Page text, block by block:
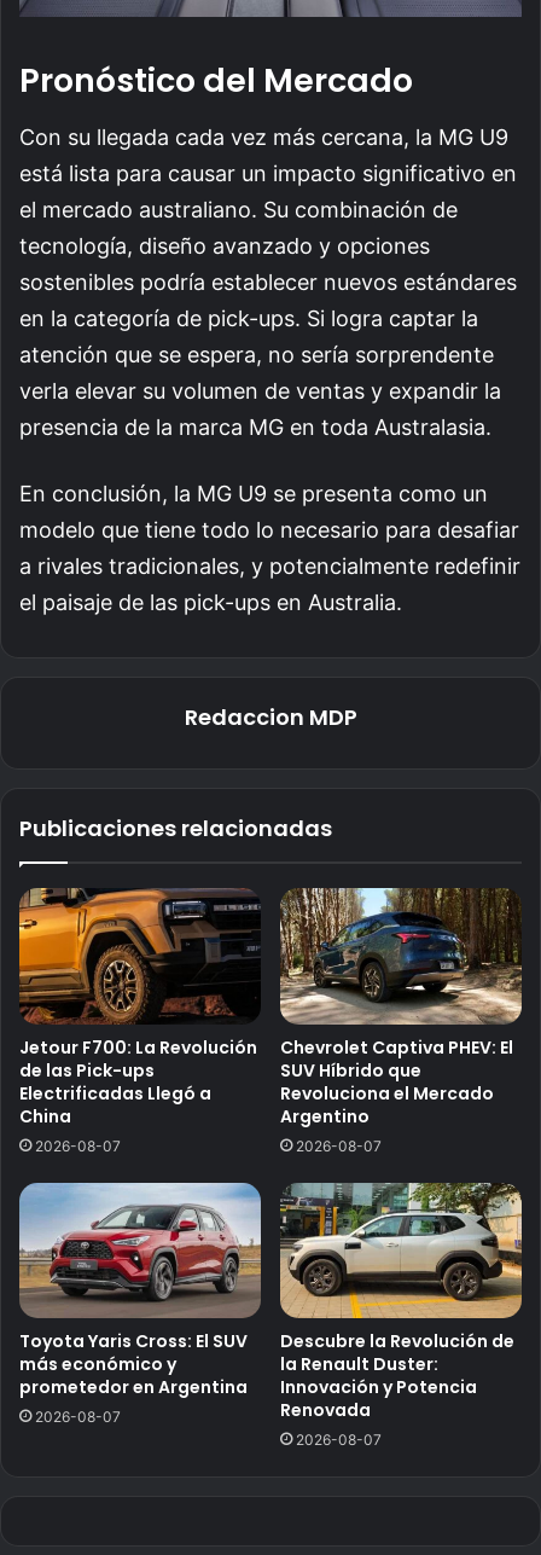
Pronóstico del Mercado
Con su llegada cada vez más cercana, la MG U9
está lista para causar un impacto significativo en
el mercado australiano. Su combinación de
tecnología, diseño avanzado y opciones
sostenibles podría establecer nuevos estándares
en la categoría de pick-ups. Si logra captar la
atención que se espera, no sería sorprendente
verla elevar su volumen de ventas y expandir la
presencia de la marca MG en toda Australasia.
En conclusión, la MG U9 se presenta como un
modelo que tiene todo lo necesario para desafiar
a rivales tradicionales, y potencialmente redefinir
el paisaje de las pick-ups en Australia.
Redaccion MDP
Publicaciones relacionadas
Jetour F700: La Revolución
de las Pick-ups
Electrificadas Llegó a
China
2026-08-07
Chevrolet Captiva PHEV: El
SUV Híbrido que
Revoluciona el Mercado
Argentino
2026-08-07
Toyota Yaris Cross: El SUV
más económico y
prometedor en Argentina
2026-08-07
Descubre la Revolución de
la Renault Duster:
Innovación y Potencia
Renovada
2026-08-07